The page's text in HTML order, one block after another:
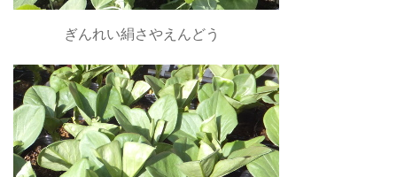
ぎんれい絹さやえんどう